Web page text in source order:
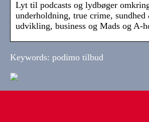
Lyt til podcasts og lydbøger
underholdning, true crime,
udvikling, business og Mads og A-
Keywords: podimo tilbud